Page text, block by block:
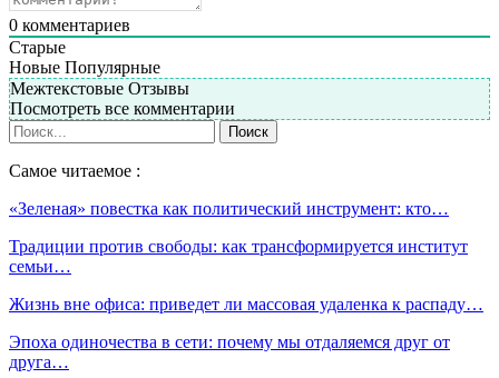
0 комментариев
Старые
Новые Популярные
Межтекстовые Отзывы
Посмотреть все комментарии
Самое читаемое :
«Зеленая» повестка как политический инструмент: кто…
Традиции против свободы: как трансформируется институт
семьи…
Жизнь вне офиса: приведет ли массовая удаленка к распаду…
Эпоха одиночества в сети: почему мы отдаляемся друг от
друга…